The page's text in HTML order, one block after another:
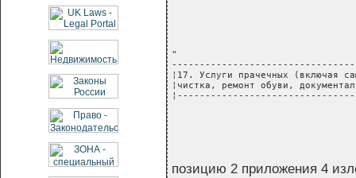
"
¦17. Услуги прачечных (включая
¦чистка, ремонт обуви,
позицию 2 приложения 4